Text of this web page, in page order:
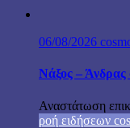
06/08/2026
Νάξος – Άνδρας
Αναστάτωση
ροή ειδήσεων